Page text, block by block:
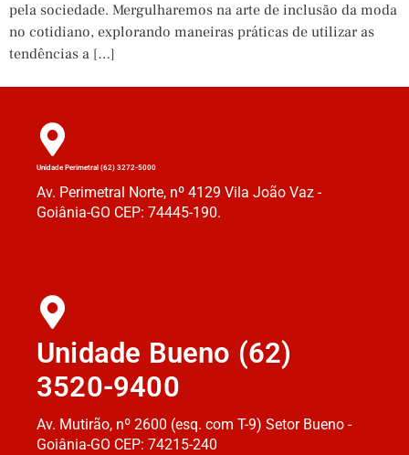
pela sociedade. Mergulharemos na arte de inclusão da moda
no cotidiano, explorando maneiras práticas de utilizar as
tendências a […]
Unidade Perimetral (62) 3272-5000
Av. Perimetral Norte, nº 4129 Vila João Vaz -
Goiânia-GO CEP: 74445-190.
Unidade Bueno (62)
3520-9400
Av. Mutirão, nº 2600 (esq. com T-9) Setor Bueno -
Goiânia-GO CEP: 74215-240